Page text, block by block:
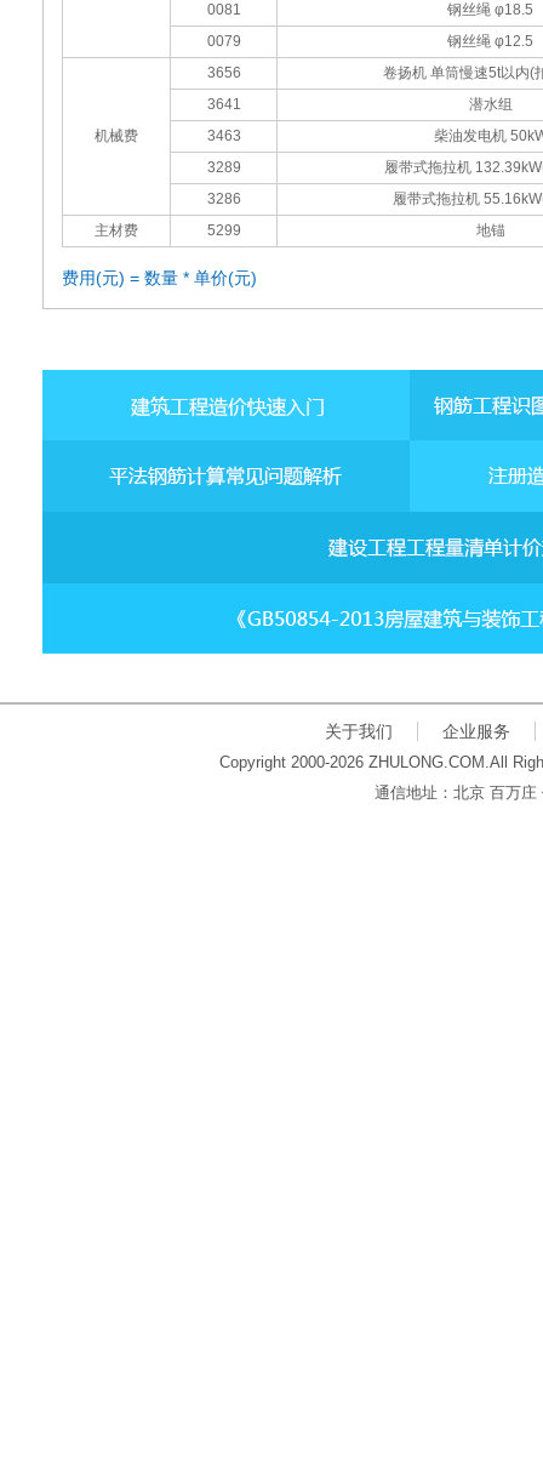
0081
钢丝绳 φ18.5
0079
钢丝绳 φ12.5
机械费
3656
卷扬机 单筒慢速5t以内(
3641
潜水组
3463
柴油发电机
3289
履带式拖拉机
3286
履带式拖拉机
主材费
5299 地锚
费用(元) = 数量 * 单价(元)
关于我们 企业服务
Copyright 2000-2026 ZHULONG.COM.All
通信地址：北京 百万